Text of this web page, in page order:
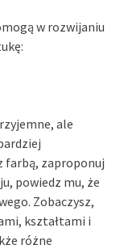
w rozwijaniu
ale
farbą, zaproponuj
powiedz mu, że
Zobaczysz,
kształtami i
różne